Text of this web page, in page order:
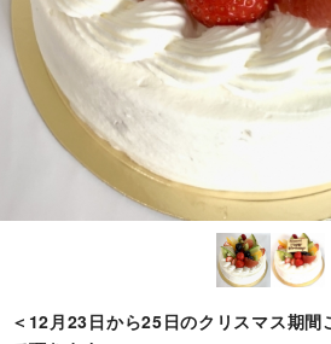
＜12月23日から25日のクリスマス期間